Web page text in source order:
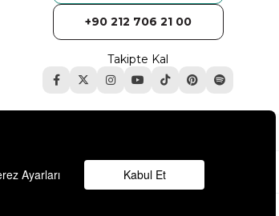
+90 212 706 21 00
Takipte Kal